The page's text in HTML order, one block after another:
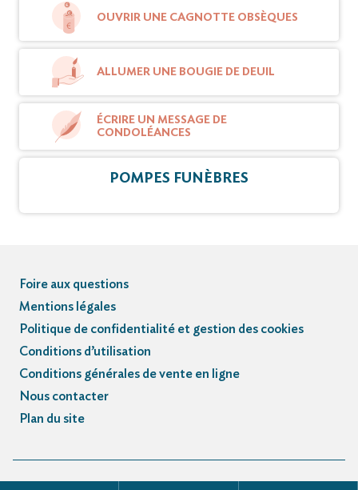
OUVRIR UNE CAGNOTTE OBSÈQUES
ALLUMER UNE BOUGIE DE DEUIL
ÉCRIRE UN MESSAGE DE
CONDOLÉANCES
POMPES FUNÈBRES
Foire aux questions
Mentions légales
Politique de confidentialité et gestion des cookies
Conditions d’utilisation
Conditions générales de vente en ligne
Nous contacter
Plan du site